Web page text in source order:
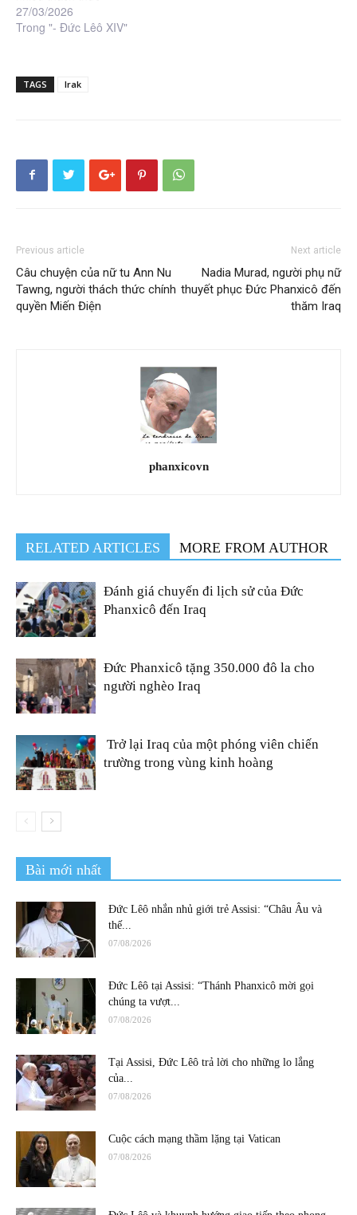
27/03/2026
Trong "- Đức Lêô XIV"
TAGS Irak
Previous article
Câu chuyện của nữ tu Ann Nu
Tawng, người thách thức chính
quyền Miến Điện
Next article
Nadia Murad, người phụ nữ
thuyết phục Đức Phanxicô đến
thăm Iraq
phanxicovn
RELATED ARTICLES MORE FROM AUTHOR
Đánh giá chuyến đi lịch sử của Đức
Phanxicô đến Iraq
Đức Phanxicô tặng 350.000 đô la cho
người nghèo Iraq
Trở lại Iraq của một phóng viên chiến
trường trong vùng kinh hoàng
Bài mới nhất
Đức Lêô nhắn nhủ giới trẻ Assisi: “Châu Âu và
thế...
07/08/2026
Đức Lêô tại Assisi: “Thánh Phanxicô mời gọi
chúng ta vượt...
07/08/2026
Tại Assisi, Đức Lêô trả lời cho những lo lắng
của...
07/08/2026
Cuộc cách mạng thầm lặng tại Vatican
07/08/2026